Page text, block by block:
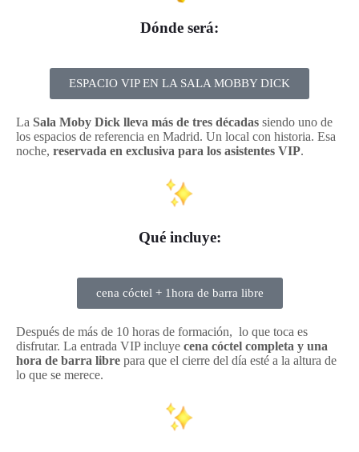
Dónde será:
ESPACIO VIP EN LA SALA MOBBY DICK
La Sala Moby Dick lleva más de tres décadas siendo uno de
los espacios de referencia en Madrid. Un local con historia. Esa
noche, reservada en exclusiva para los asistentes VIP.
Qué incluye:
cena cóctel + 1hora de barra libre
Después de más de 10 horas de formación, lo que toca es
disfrutar. La entrada VIP incluye cena cóctel completa y una
hora de barra libre para que el cierre del día esté a la altura de
lo que se merece.